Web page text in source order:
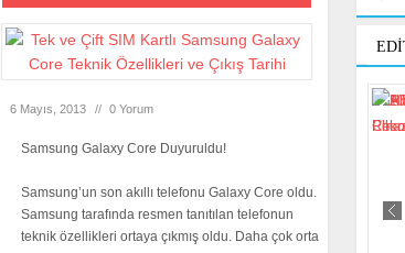
6 Mayıs, 2013 // 0 Yorum
Samsung Galaxy Core Duyuruldu!
Samsung’un son akıllı telefonu Galaxy Core oldu.
Samsung tarafında resmen tanıtılan telefonun
teknik özellikleri ortaya çıkmış oldu. Daha çok orta